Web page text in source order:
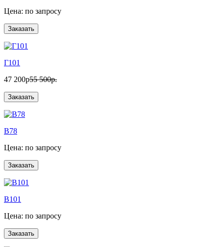
Цена: по запросу
Г101
47 200р55 500р.
B78
Цена: по запросу
B101
Цена: по запросу